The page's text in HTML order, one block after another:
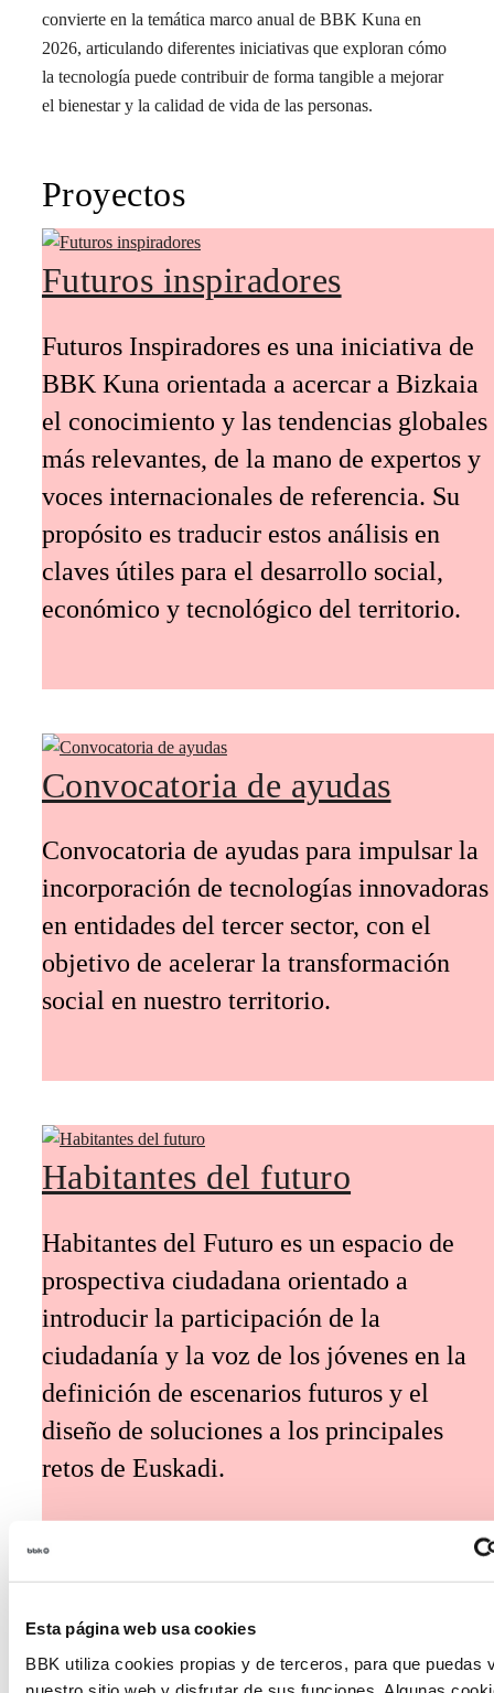
Esta página web usa cookies
BBK utiliza cookies propias y de terceros, para que puedas
convierte en la temática marco anual de BBK Kuna en
2026, articulando diferentes iniciativas que exploran cómo
la tecnología puede contribuir de forma tangible a mejorar
el bienestar y la calidad de vida de las personas.
Proyectos
Futuros inspiradores
Futuros Inspiradores es una iniciativa de
BBK Kuna orientada a acercar a Bizkaia
el conocimiento y las tendencias globales
más relevantes, de la mano de expertos y
voces internacionales de referencia. Su
propósito es traducir estos análisis en
claves útiles para el desarrollo social,
económico y tecnológico del territorio.
Convocatoria de ayudas
Convocatoria de ayudas para impulsar la
incorporación de tecnologías innovadoras
en entidades del tercer sector, con el
objetivo de acelerar la transformación
social en nuestro territorio.
Habitantes del futuro
Habitantes del Futuro es un espacio de
prospectiva ciudadana orientado a
introducir la participación de la
ciudadanía y la voz de los jóvenes en la
definición de escenarios futuros y el
diseño de soluciones a los principales
retos de Euskadi.
The Future Game